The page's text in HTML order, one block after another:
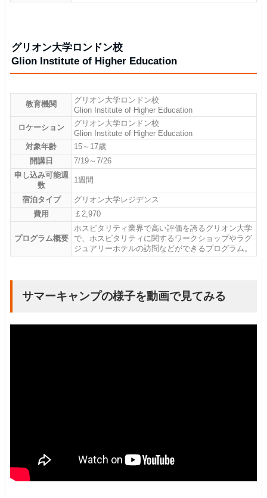
グリオン大学ロンドン校
Glion Institute of Higher Education
教育機関
グリオン大学ロンドン校
Glion Institute of Higher Education
ロケーション
グリオン大学ロンドン校
Glion Institute of Higher Education
対象年齢
15～17歳
開講日
7/19～7/26
申し込み可能週
数
1週間
宿泊タイプ
グリオン大学レジデンス
費用
￡2,970
プログラム概要
ホスピタリティ業界で高い評価を誇るグリオン大学
で、ホスピタリティに関するワークショップやラグ
ジュアリーホテルの訪問などができるプログラム。
サマーキャンプの様子を動画で見てみる